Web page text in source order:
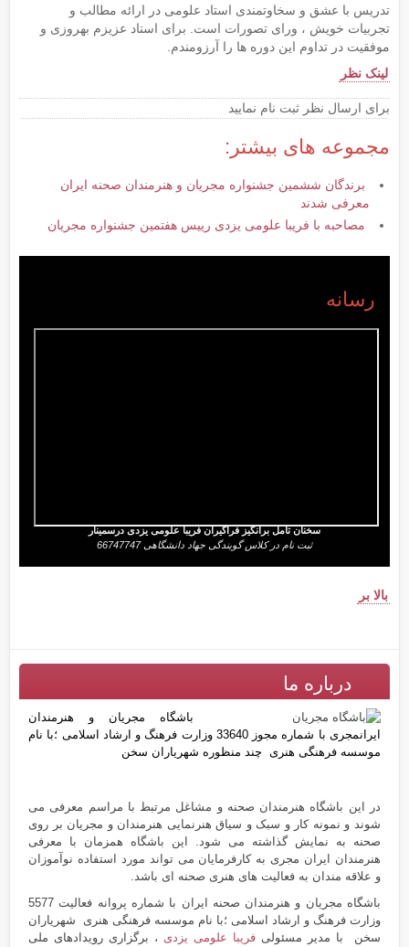
تدریس با عشق و سخاوتمندی استاد علومی در ارائه مطالب و
تجربیات خویش ، ورای تصورات است. برای استاد عزیزم بهروزی و
موفقیت در تداوم این دوره ها را آرزومندم.
لینک نظر
برای ارسال نظر ثبت نام نمایید
مجموعه های بیشتر:
برندگان ششمین جشنواره مجریان و هنرمندان صحنه ایران
معرفی شدند
مصاحبه با فریبا علومی یزدی رییس هفتمین جشنواره مجریان
رسانه
سخنان تامل برانگیز فراگیران فریبا علومی یزدی درسمینار
ثبت نام در کلاس گویندگی جهاد دانشگاهی 66747747
بالا بر
درباره ما
باشگاه مجریان و هنرمندان
ایرانمجری با شماره مجوز 33640 وزارت فرهنگ و ارشاد اسلامی ؛با نام
موسسه فرهنگی هنری چند منظوره شهریاران سخن
در این باشگاه هنرمندان صحنه و مشاغل مرتبط با مراسم معرفی می
شوند و نمونه کار و سبک و سیاق هنرنمایی هنرمندان و مجریان بر روی
صحنه به نمایش گذاشته می شود. این باشگاه همزمان با معرفی
هنرمندان ایران مجری به کارفرمایان می تواند مورد استفاده نوآموزان
و علاقه مندان به فعالیت های هنری صحنه ای باشد.
باشگاه مجریان و هنرمندان صحنه ایران با شماره پروانه فعالیت 5577
وزارت فرهنگ و ارشاد اسلامی ؛با نام موسسه فرهنگی هنری شهریاران
سخن با مدیر مسئولی فریبا علومی یزدی ، برگزاری رویدادهای ملی